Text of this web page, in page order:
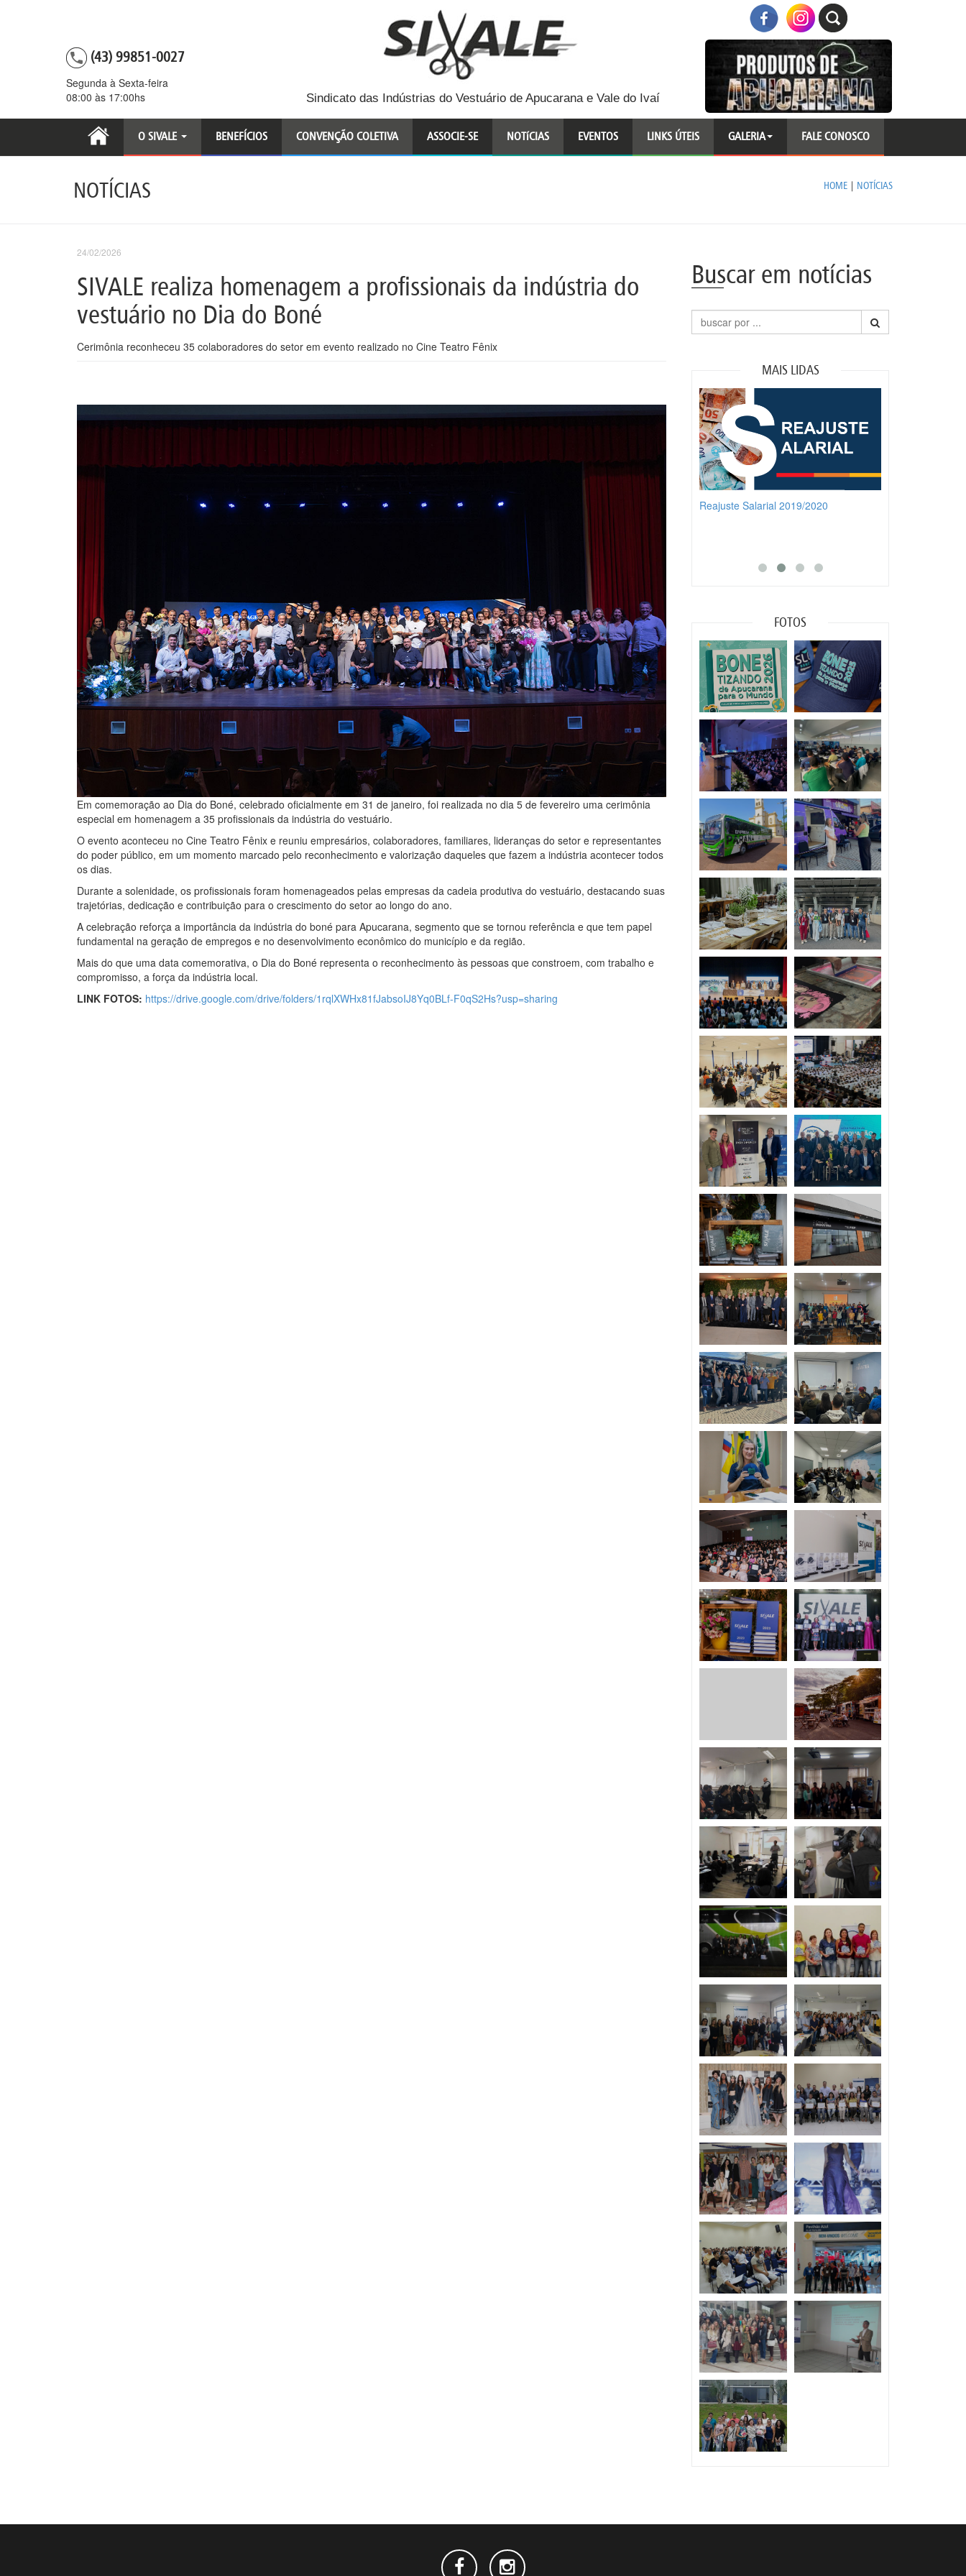
(43) 99851-0027
Segunda à Sexta-feira
08:00 às 17:00hs
Sindicato das Indústrias do Vestuário de Apucarana e Vale do Ivaí
O SIVALE BENEFÍCIOS CONVENÇÃO COLETIVA ASSOCIE-SE NOTíCIAS EVENTOS LINKS ÚTEIS GALERIA FALE CONOSCO
NOTÍCIAS HOME | NOTÍCIAS
24/02/2026
SIVALE realiza homenagem a profissionais da indústria do
vestuário no Dia do Boné
Cerimônia reconheceu 35 colaboradores do setor em evento realizado no Cine Teatro Fênix
Em comemoração ao Dia do Boné, celebrado oficialmente em 31 de janeiro, foi realizada no dia 5 de fevereiro uma cerimônia
especial em homenagem a 35 profissionais da indústria do vestuário.
O evento aconteceu no Cine Teatro Fênix e reuniu empresários, colaboradores, familiares, lideranças do setor e representantes
do poder público, em um momento marcado pelo reconhecimento e valorização daqueles que fazem a indústria acontecer todos
os dias.
Durante a solenidade, os profissionais foram homenageados pelas empresas da cadeia produtiva do vestuário, destacando suas
trajetórias, dedicação e contribuição para o crescimento do setor ao longo do ano.
A celebração reforça a importância da indústria do boné para Apucarana, segmento que se tornou referência e que tem papel
fundamental na geração de empregos e no desenvolvimento econômico do município e da região.
Mais do que uma data comemorativa, o Dia do Boné representa o reconhecimento às pessoas que constroem, com trabalho e
compromisso, a força da indústria local.
LINK FOTOS: https://drive.google.com/drive/folders/1rqlXWHx81fJabsoIJ8Yq0BLf-F0qS2Hs?usp=sharing
Buscar em notícias
MAIS LIDAS
Fomento Paraná
FOTOS